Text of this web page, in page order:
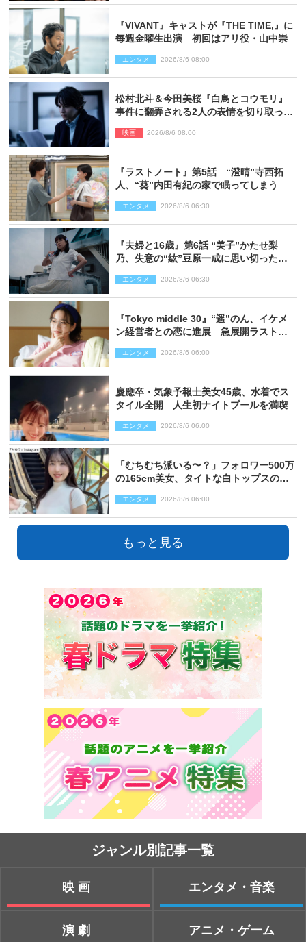
『VIVANT』キャストが『THE TIME,』に
毎週金曜生出演 初回はアリ役・山中崇
エンタメ 2026/8/6 08:00
松村北斗＆今田美桜『白鳥とコウモリ』
事件に翻弄される2人の表情を切り取った
映画 2026/8/6 08:00
『ラストノート』第5話 “澄晴”寺西拓
人、“葵”内田有紀の家で眠ってしまう
エンタメ 2026/8/6 06:30
『夫婦と16歳』第6話 “美子”かたせ梨
乃、失意の“紘”豆原一成に思い切ったプ
エンタメ 2026/8/6 06:30
『Tokyo middle 30』“遥”のん、イケメ
ン経営者との恋に進展 急展開ラストに
エンタメ 2026/8/6 06:00
慶應卒・気象予報士美女45歳、水着でス
タイル全開 人生初ナイトプールを満喫
エンタメ 2026/8/6 06:00
「むちむち派いる〜？」フォロワー500万
の165cm美女、タイトな白トップスの抜
エンタメ 2026/8/6 06:00
もっと見る
ジャンル別記事一覧
映画
演劇
エンタメ・音楽
アニメ・ゲーム